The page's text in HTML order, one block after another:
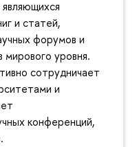
и статей,
форумов и
мирового уровня.
сотрудничает
и
конференций,